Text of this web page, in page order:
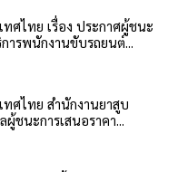
ศไทย เรื่อง ประกาศผู้ชนะ
ารพนักงานขับรถยนต์...
ทศไทย สำนักงานยาสูบ
ชนะการเสนอราคา...